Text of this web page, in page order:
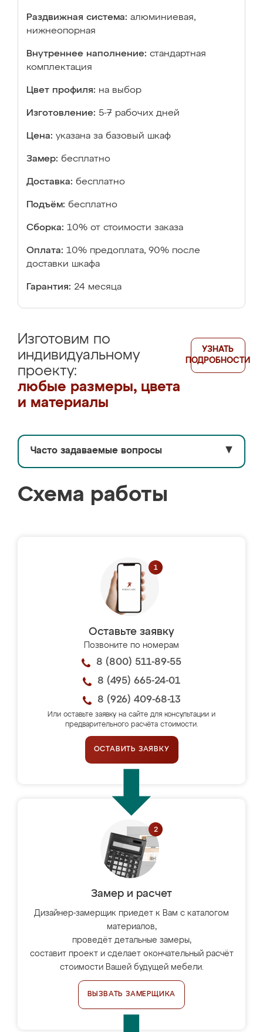
Раздвижная система: алюминиевая,
нижнеопорная
Внутреннее наполнение: стандартная
комплектация
Цвет профиля: на выбор
Изготовление: 5-7 рабочих дней
Цена: указана за базовый шкаф
Замер: бесплатно
Доставка: бесплатно
Подъём: бесплатно
Сборка: 10% от стоимости заказа
Оплата: 10% предоплата, 90% после
доставки шкафа
Гарантия: 24 месяца
Изготовим по
индивидуальному
проекту:
любые размеры, цвета
и материалы
УЗНАТЬ
ПОДРОБНОСТИ
Часто задаваемые вопросы ▼
Схема работы
Оставьте заявку
Позвоните по номерам
8 (800) 511-89-55
8 (495) 665-24-01
8 (926) 409-68-13
Или оставьте заявку на сайте для консультации и
предварительного расчёта стоимости.
ОСТАВИТЬ ЗАЯВКУ
Замер и расчет
Дизайнер-замерщик приедет к Вам с каталогом
материалов,
проведёт детальные замеры,
составит проект и сделает окончательный расчёт
стоимости Вашей будущей мебели.
ВЫЗВАТЬ ЗАМЕРЩИКА